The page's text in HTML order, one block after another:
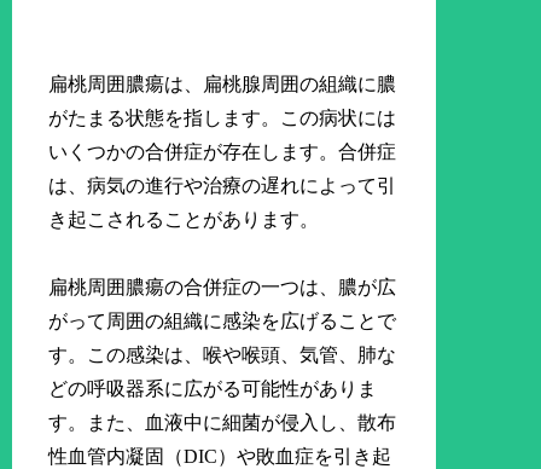
扁桃周囲膿瘍は、扁桃腺周囲の組織に膿
がたまる状態を指します。この病状には
いくつかの合併症が存在します。合併症
は、病気の進行や治療の遅れによって引
き起こされることがあります。
扁桃周囲膿瘍の合併症の一つは、膿が広
がって周囲の組織に感染を広げることで
す。この感染は、喉や喉頭、気管、肺な
どの呼吸器系に広がる可能性がありま
す。また、血液中に細菌が侵入し、散布
性血管内凝固（DIC）や敗血症を引き起